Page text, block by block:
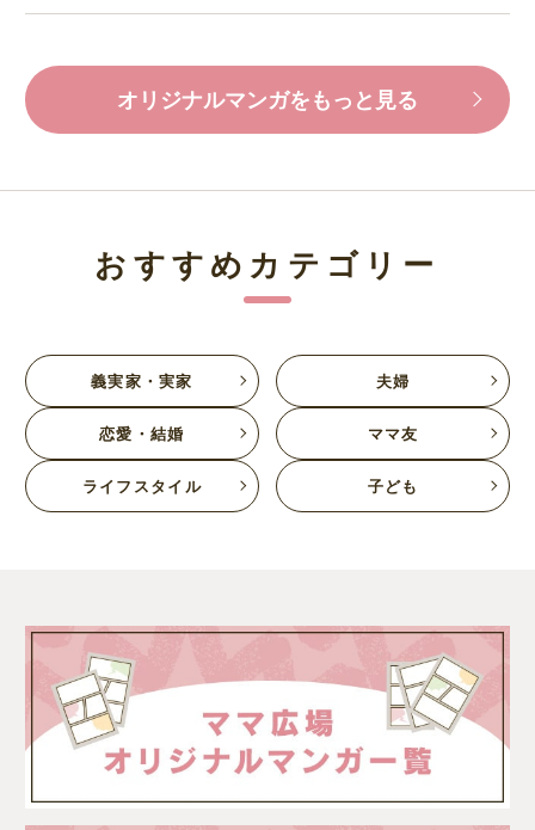
オリジナルマンガをもっと見る
おすすめカテゴリー
義実家・実家 夫婦
恋愛・結婚 ママ友
ライフスタイル 子ども